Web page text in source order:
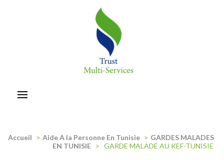
Accueil > Aide A la Personne En Tunisie > GARDES MALADES
EN TUNISIE > GARDE MALADE AU KEF-TUNISIE